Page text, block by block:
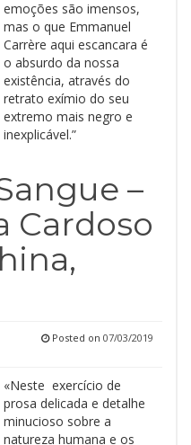
emoções são imensos,
mas o que Emmanuel
Carrère aqui escancara é
o absurdo da nossa
existência, através do
retrato exímio do seu
extremo mais negro e
inexplicável.”
–
Cardoso
Posted on 07/03/2019
«Neste exercício de
prosa delicada e detalhe
minucioso sobre a
natureza humana e os